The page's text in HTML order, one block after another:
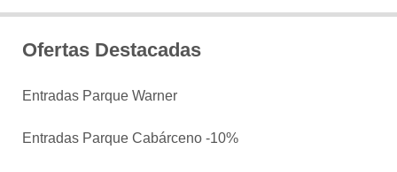
Ofertas Destacadas
Entradas Parque Warner
Entradas Parque Cabárceno -10%